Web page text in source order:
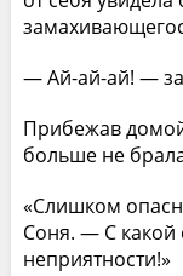
— Ай-ай-ай! —
Прибежав
больше не
«Слишком
Соня. — С
неприятности!»